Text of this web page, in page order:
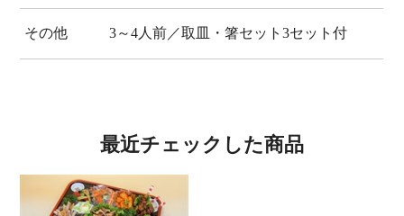
その他 3～4人前／取皿・箸セット3セット付
最近チェックした商品